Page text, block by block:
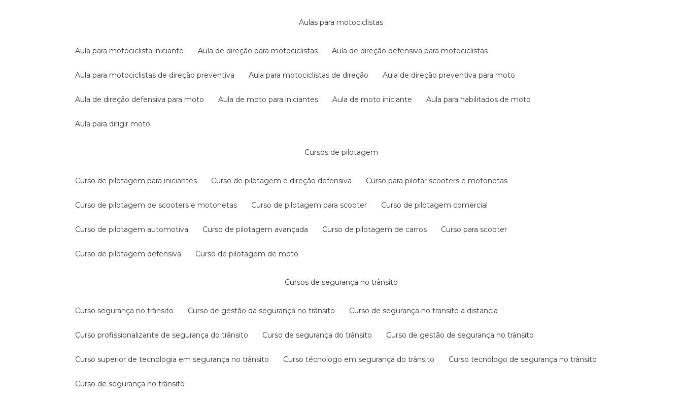
aulas para motociclistas
aula para motociclista iniciante aula de direção para motociclistas aula de direção defensiva para motociclistas
aula para motociclistas de direção preventiva aula para motociclistas de direção aula de direção preventiva para moto
aula de direção defensiva para moto aula de moto para iniciantes aula de moto iniciante aula para habilitados de moto
aula para dirigir moto
cursos de pilotagem
curso de pilotagem para iniciantes curso de pilotagem e direção defensiva curso para pilotar scooters e motonetas
curso de pilotagem de scooters e motonetas curso de pilotagem para scooter curso de pilotagem comercial
curso de pilotagem automotiva curso de pilotagem avançada curso de pilotagem de carros curso para scooter
curso de pilotagem defensiva curso de pilotagem de moto
cursos de segurança no trânsito
curso segurança no trânsito curso de gestão da segurança no trânsito curso de segurança no transito a distancia
curso profissionalizante de segurança do trânsito curso de segurança do trânsito curso de gestão de segurança no trânsito
curso superior de tecnologia em segurança no trânsito curso técnologo em segurança do trânsito curso tecnólogo de segurança no trânsito
curso de segurança no trânsito